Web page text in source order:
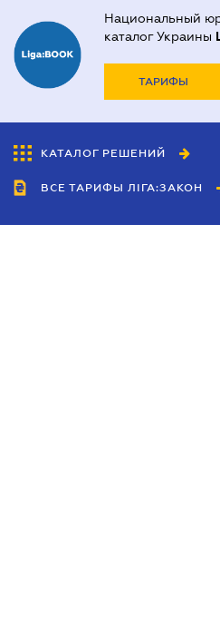
Национальный
каталог Украины
ТАРИФЫ
КАТАЛОГ РЕШЕНИЙ
ВСЕ ТАРИФЫ ЛІГА:ЗАКОН